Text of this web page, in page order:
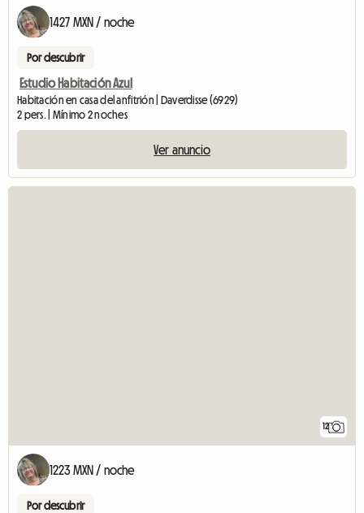
1427 MXN / noche
Por descubrir
Estudio Habitación Azul
Habitación en casa del anfitrión | Daverdisse (6929)
2 pers. | Mínimo 2 noches
Ver anuncio
12
1223 MXN / noche
Por descubrir